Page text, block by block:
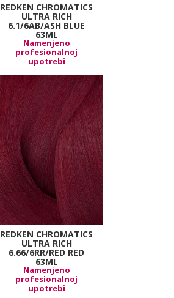
REDKEN CHROMATICS
ULTRA RICH
6.1/6AB/ASH BLUE
63ML
Namenjeno
profesionalnoj
upotrebi
REDKEN CHROMATICS
ULTRA RICH
6.66/6RR/RED RED
63ML
Namenjeno
profesionalnoj
upotrebi